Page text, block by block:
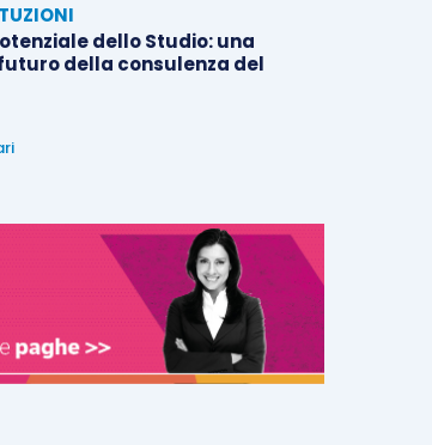
dello Studio: una
della consulenza del